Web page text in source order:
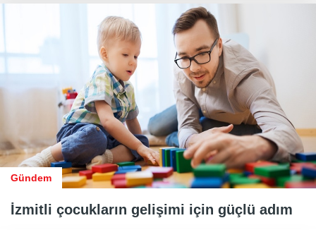
Gündem
İzmitli çocukların gelişimi için güçlü adım